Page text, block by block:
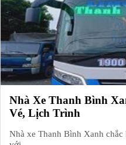
Nhà Xe Thanh Bình
Vé, Lịch Trình
Nhà xe Thanh Bình Xanh